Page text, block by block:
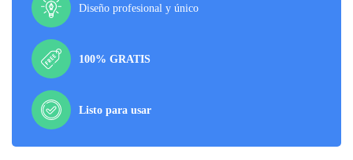
Diseño profesional y único
100% GRATIS
Listo para usar